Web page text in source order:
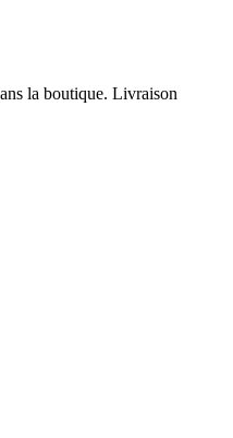
la boutique. Livraison